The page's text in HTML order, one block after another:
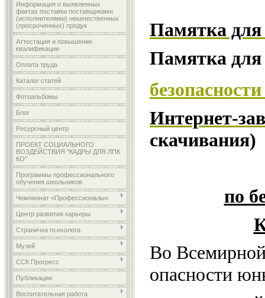
Информация о выявленных
фактах поставки поставщиками
(исполнителями) некачественных
(просроченных) продук
Аттестация и повышение
квалификации
Оплата труда
Каталог статей
Фотоальбомы
Блог
Ресурсный центр
ПРОЕКТ СОЦИАЛЬНОГО
ВОЗДЕЙСТВИЯ "КАДРЫ ДЛЯ ЛПК
КО"
Программы профессионального
обучения школьников
Чемпионат «Профессионалы»
Центр развития карьеры
Страничка психолога
Музей
ССК Прогресс
Публикации
Воспитательная работа
Памятка для
Памятка для
Интернет-
скачивания)
по
Во
опасности